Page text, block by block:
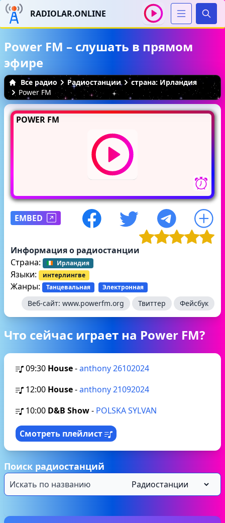
RADIOLAR.ONLINE
Power FM – слушать в прямом
эфире
Все радио Радиостанции
страна: Ирландия
Power FM
POWER FM
EMBED
Информация о радиостанции
Страна:
Ирландия
Языки: интерлингве
Жанры: Танцевальная Электронная
Веб-сайт: www.powerfm.org Твиттер Фейсбук
Что сейчас играет на Power FM?
09:30 House-anthony 26102024
12:00 House-anthony 21092024
10:00 D&B Show- POLSKA SYLVAN
Смотреть плейлист
Поиск радиостанций